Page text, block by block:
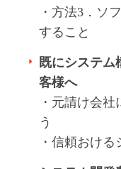
・方法3．ソ
すること
既にシステム
客様へ
・元請け会
う
・信頼おけ